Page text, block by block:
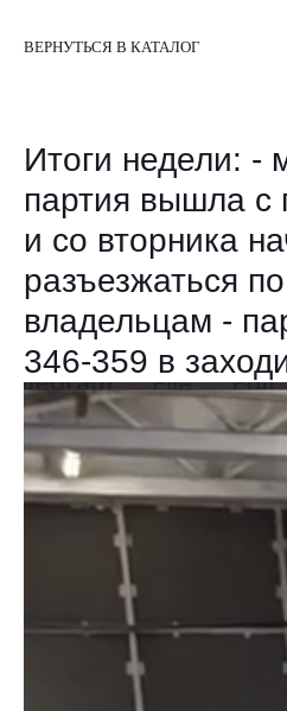
ВЕРНУТЬСЯ В КАТАЛОГ
Итоги недели: -
партия вышла с
и со вторника
разъезжаться
владельцам -
346-359 в